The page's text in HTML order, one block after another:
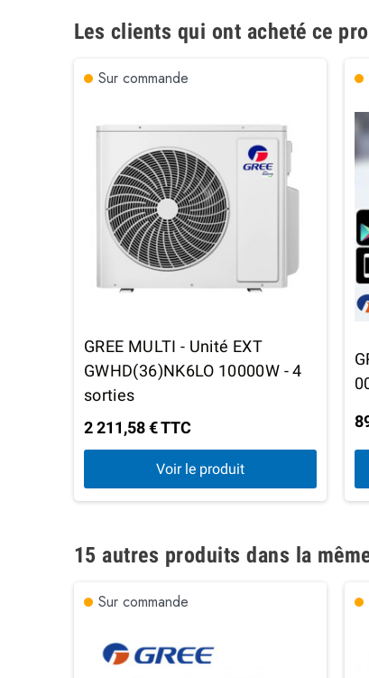
Les clients qui ont acheté ce
Sur commande
GREE MULTI - Unité EXT
GWHD(36)NK6LO 10000W - 4
sorties
2 211,58 € TTC
Voir le produit
15 autres produits dans la
Sur commande